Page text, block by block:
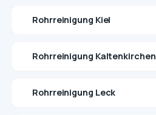
Rohrreinigung Kiel
Rohrreinigung Kaltenkirchen
Rohrreinigung Leck